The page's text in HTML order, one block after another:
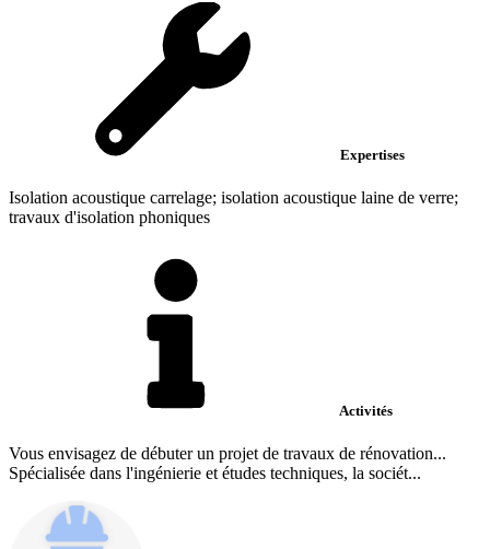
Expertises
Isolation acoustique carrelage; isolation acoustique laine de verre;
travaux d'isolation phoniques
Activités
Vous envisagez de débuter un projet de travaux de rénovation...
Spécialisée dans l'ingénierie et études techniques, la sociét...